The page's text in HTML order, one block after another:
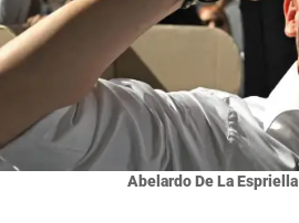
Abelardo De La Espriella